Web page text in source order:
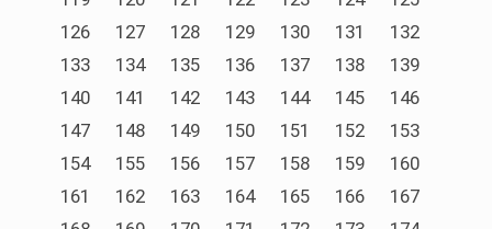
126
127 128 129 130 131
132
133
134 135 136 137 138
139
140
141 142 143 144 145
146
147
148 149 150 151 152
153
154
155 156 157 158 159
160
161
162 163 164 165 166
167